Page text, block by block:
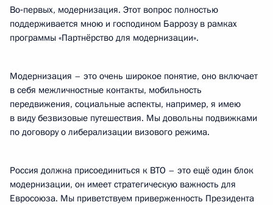
Во‑первых, модернизация. Этот вопрос полностью
поддерживается мною и господином Баррозу в рамках
программы «Партнёрство для модернизации».
Модернизация – это очень широкое понятие, оно включает
в себя межличностные контакты, мобильность
передвижения, социальные аспекты, например, я имею
в виду безвизовые путешествия. Мы довольны подвижками
по договору о либерализации визового режима.
Россия должна присоединиться к ВТО – это ещё один блок
модернизации, он имеет стратегическую важность для
Евросоюза. Мы приветствуем приверженность Президента